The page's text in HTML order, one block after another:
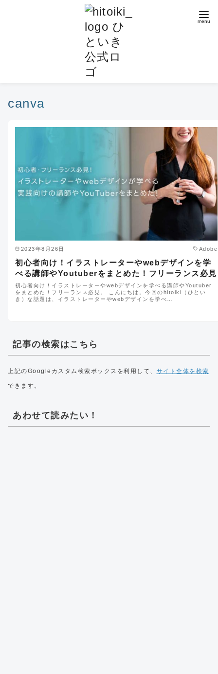
canva
2023年8月26日 Adobe
初心者向け！イラストレーターやwebデザインを学
べる講師やYoutuberをまとめた！フリーランス必見
初心者向け！イラストレーターやwebデザインを学べる講師やYoutuber
をまとめた！フリーランス必見。 こんにちは。今回のhitoiki（ひとい
き）な話題は、イラストレーターやwebデザインを学べ…
記事の検索はこちら
上記のGoogleカスタム検索ボックスを利用して、 サイト全体を検索
できます。
あわせて読みたい！